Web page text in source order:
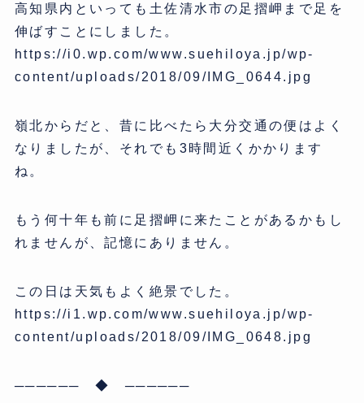
高知県内といっても土佐清水市の足摺岬まで足を
伸ばすことにしました。
https://i0.wp.com/www.suehiloya.jp/wp-
content/uploads/2018/09/IMG_0644.jpg
嶺北からだと、昔に比べたら大分交通の便はよく
なりましたが、それでも3時間近くかかります
ね。
もう何十年も前に足摺岬に来たことがあるかもし
れませんが、記憶にありません。
この日は天気もよく絶景でした。
https://i1.wp.com/www.suehiloya.jp/wp-
content/uploads/2018/09/IMG_0648.jpg
────── ◆ ──────